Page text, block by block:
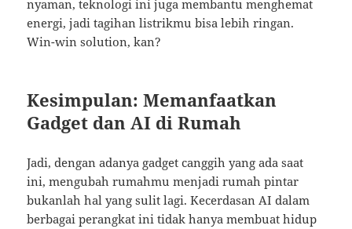
nyaman, teknologi ini juga membantu menghemat
energi, jadi tagihan listrikmu bisa lebih ringan.
Win-win solution, kan?
Kesimpulan: Memanfaatkan
Gadget dan AI di Rumah
Jadi, dengan adanya gadget canggih yang ada saat
ini, mengubah rumahmu menjadi rumah pintar
bukanlah hal yang sulit lagi. Kecerdasan AI dalam
berbagai perangkat ini tidak hanya membuat hidup